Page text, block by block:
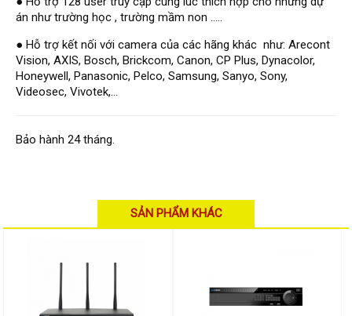
GIẢI PHÁP CAMERA AN NINH
BÁO ĐỘNG CHỐNG TRỘM
GIẢI PHÁP GIÁM SÁT RA VÀO
GIẢI PHÁP NHỎ TRỌN GÓI
Hỗ trợ kỹ thuật
Hướng dẫn sử dụng
Tài liệu kỹ thuật
án như trường học , trường mầm non .....
● Hỗ trợ kết nối với camera của các hãng khác như: Arecont
Vision, AXIS, Bosch, Brickcom, Canon, CP Plus, Dynacolor,
Honeywell, Panasonic, Pelco, Samsung, Sanyo, Sony,
Videosec, Vivotek,...
Bảo hành 24 tháng.
SẢN PHẨM KHÁC